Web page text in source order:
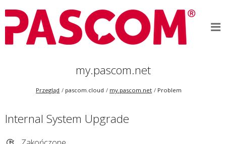
my.pascom.net
Przegląd pascom.cloud my.pascom.net Problem
Internal System Upgrade